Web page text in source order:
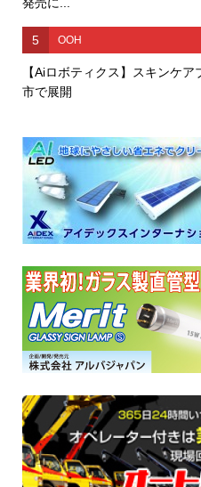
5 OOH
【Aiロボティクス】スキンケ
市で展開